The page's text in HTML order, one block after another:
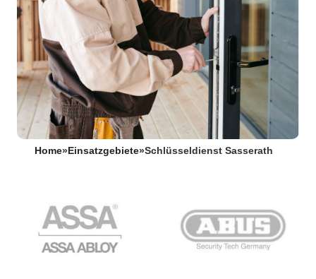
Home» Einsatzgebiete»Schlüsseldienst Sasserath